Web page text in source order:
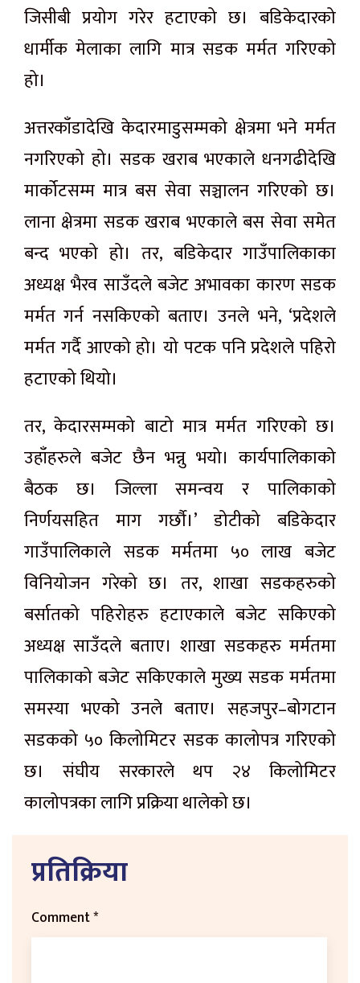
जिसीबी प्रयोग गरेर हटाएको छ। बडिकेदारको
धार्मीक मेलाका लागि मात्र सडक मर्मत गरिएको
हो।
अत्तरकाँडादेखि केदारमाडुसम्मको क्षेत्रमा भने मर्मत
नगरिएको हो। सडक खराब भएकाले धनगढीदेखि
मार्कोटसम्म मात्र बस सेवा सञ्चालन गरिएको छ।
लाना क्षेत्रमा सडक खराब भएकाले बस सेवा समेत
बन्द भएको हो। तर, बडिकेदार गाउँपालिकाका
अध्यक्ष भैरव साउँदले बजेट अभावका कारण सडक
मर्मत गर्न नसकिएको बताए। उनले भने, ‘प्रदेशले
मर्मत गर्दै आएको हो। यो पटक पनि प्रदेशले पहिरो
हटाएको थियो।
तर, केदारसम्मको बाटो मात्र मर्मत गरिएको छ।
उहाँहरुले बजेट छैन भन्नु भयो। कार्यपालिकाको
बैठक छ। जिल्ला समन्वय र पालिकाको
निर्णयसहित माग गर्छाै।’ डोटीको बडिकेदार
गाउँपालिकाले सडक मर्मतमा ५० लाख बजेट
विनियोजन गरेको छ। तर, शाखा सडकहरुको
बर्सातको पहिरोहरु हटाएकाले बजेट सकिएको
अध्यक्ष साउँदले बताए। शाखा सडकहरु मर्मतमा
पालिकाको बजेट सकिएकाले मुख्य सडक मर्मतमा
समस्या भएको उनले बताए। सहजपुर–बोगटान
सडकको ५० किलोमिटर सडक कालोपत्र गरिएको
छ। संघीय सरकारले थप २४ किलोमिटर
कालोपत्रका लागि प्रक्रिया थालेको छ।
प्रतिक्रिया
Comment*